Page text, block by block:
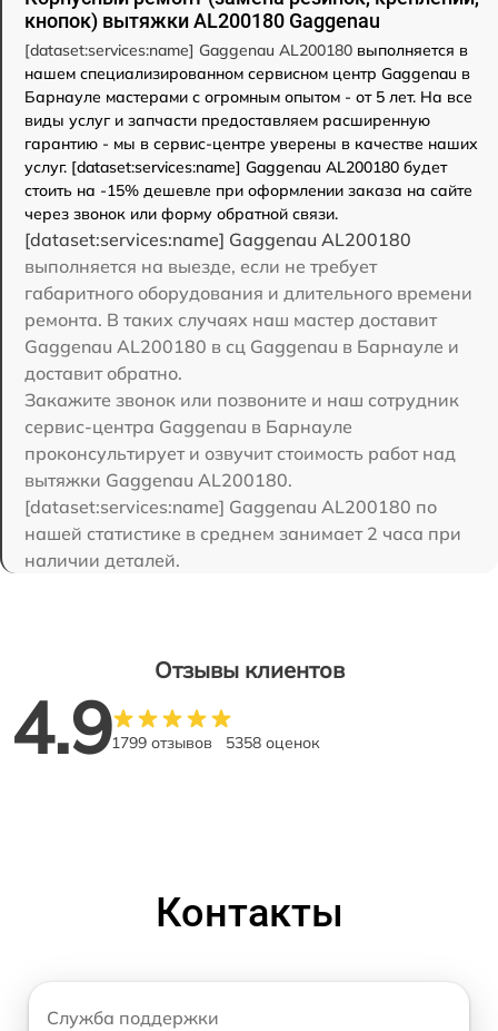
кнопок) вытяжки AL200180 Gaggenau
[dataset:services:name] Gaggenau AL200180 выполняется в
нашем специализированном сервисном центр Gaggenau в
Барнауле мастерами с огромным опытом - от 5 лет. На все
виды услуг и запчасти предоставляем расширенную
гарантию - мы в сервис-центре уверены в качестве наших
услуг. [dataset:services:name] Gaggenau AL200180 будет
стоить на -15% дешевле при оформлении заказа на сайте
через звонок или форму обратной связи.
[dataset:services:name] Gaggenau AL200180
выполняется на выезде, если не требует
габаритного оборудования и длительного времени
ремонта. В таких случаях наш мастер доставит
Gaggenau AL200180 в сц Gaggenau в Барнауле и
доставит обратно.
Закажите звонок или позвоните и наш сотрудник
сервис-центра Gaggenau в Барнауле
проконсультирует и озвучит стоимость работ над
вытяжки Gaggenau AL200180.
[dataset:services:name] Gaggenau AL200180 по
нашей статистике в среднем занимает 2 часа при
наличии деталей.
Отзывы клиентов
4.91799 отзывов 5358 оценок
Контакты
Служба поддержки